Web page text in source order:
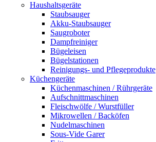
Haushaltsgeräte
Staubsauger
Akku-Staubsauger
Saugroboter
Dampfreiniger
Bügeleisen
Bügelstationen
Reinigungs- und Pflegeprodukte
Küchengeräte
Küchenmaschinen / Rührgeräte
Aufschnittmaschinen
Fleischwölfe / Wurstfüller
Mikrowellen / Backöfen
Nudelmaschinen
Sous-Vide Garer